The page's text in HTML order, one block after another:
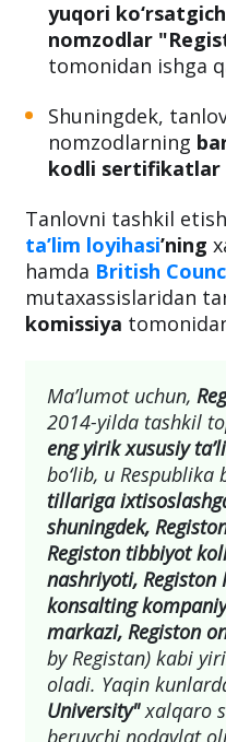
yuqori
nomzodlar
tomonidan ishga
Shuningdek,
nomzodlarning
kodli sertifikatlar
Tanlovni tashkil
ta’lim loyihasi’ning
hamda British
mutaxassislaridan
komissiya
Ma’lumot uchun,
2014-yilda tashkil
eng yirik xususiy
bo‘lib, u Respublika
tillariga
shuningdek,
Registon tibbiyot
nashriyoti, Registon
konsalting
markazi, Registon
by Registan) kabi
oladi. Yaqin
University"xalqaro
beruvchi nodavlat